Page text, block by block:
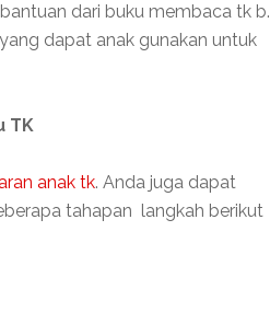
dari buku membaca tk b.
dapat anak gunakan untuk
TK
anak tk. Anda juga dapat
tahapan langkah berikut